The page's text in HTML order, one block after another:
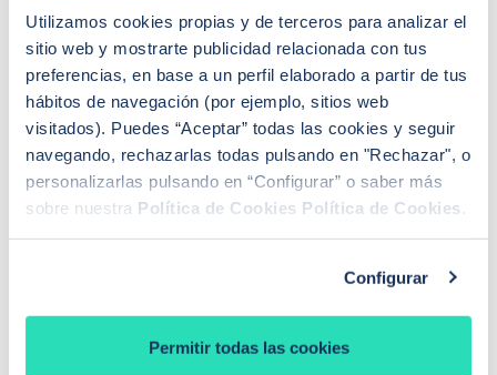
Utilizamos cookies propias y de terceros para analizar el
sitio web y mostrarte publicidad relacionada con tus
preferencias, en base a un perfil elaborado a partir de tus
hábitos de navegación (por ejemplo, sitios web
visitados). Puedes “Aceptar” todas las cookies y seguir
navegando, rechazarlas todas pulsando en "Rechazar", o
personalizarlas pulsando en “Configurar” o saber más
sobre nuestra Política de Cookies Política de Cookies
Configurar
Permitir todas las cookies
Más información
Hipoteca fija Evo
Financiación máxima
Primera residencia 80%